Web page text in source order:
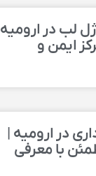
لب در ارومیه
ایمن و
در ارومیه |
با معرفی